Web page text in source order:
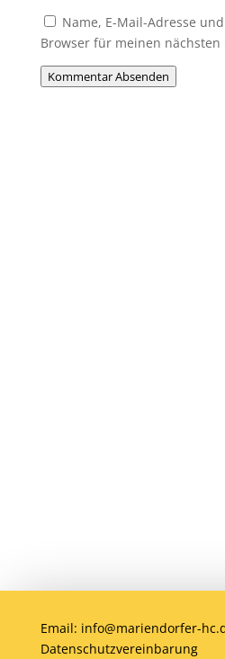
Name, E-Mail-Adresse
Browser für meinen
Kommentar Absenden
Email: info@mariendorfer-
Datenschutzvereinbarung